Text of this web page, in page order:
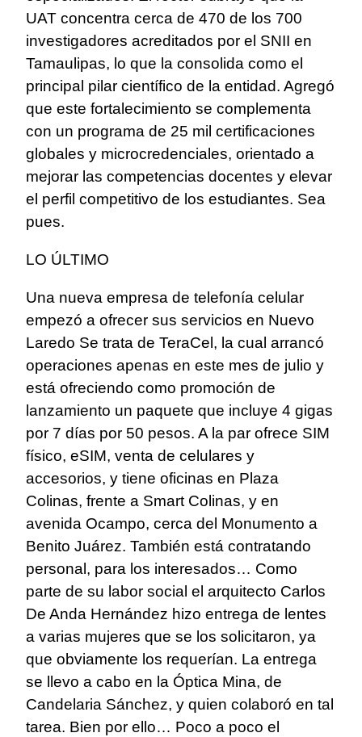
UAT concentra cerca de 470 de los 700
investigadores acreditados por el SNII en
Tamaulipas, lo que la consolida como el
principal pilar científico de la entidad. Agregó
que este fortalecimiento se complementa
con un programa de 25 mil certificaciones
globales y microcredenciales, orientado a
mejorar las competencias docentes y elevar
el perfil competitivo de los estudiantes. Sea
pues.
LO ÚLTIMO
Una nueva empresa de telefonía celular
empezó a ofrecer sus servicios en Nuevo
Laredo Se trata de TeraCel, la cual arrancó
operaciones apenas en este mes de julio y
está ofreciendo como promoción de
lanzamiento un paquete que incluye 4 gigas
por 7 días por 50 pesos. A la par ofrece SIM
físico, eSIM, venta de celulares y
accesorios, y tiene oficinas en Plaza
Colinas, frente a Smart Colinas, y en
avenida Ocampo, cerca del Monumento a
Benito Juárez. También está contratando
personal, para los interesados… Como
parte de su labor social el arquitecto Carlos
De Anda Hernández hizo entrega de lentes
a varias mujeres que se los solicitaron, ya
que obviamente los requerían. La entrega
se llevo a cabo en la Óptica Mina, de
Candelaria Sánchez, y quien colaboró en tal
tarea. Bien por ello… Poco a poco el